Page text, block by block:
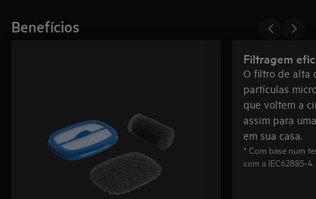
Benefícios
Filtragem
O filtro de alta
partículas
que voltem a
assim para
em sua casa.
* Com base num
com a IEC62885-4.